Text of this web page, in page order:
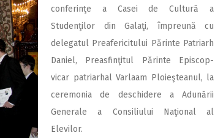
conferinţe a Casei de Cultură a
Studenţilor din Galaţi, împreună cu
delegatul Preafericitului Părinte Patriarh
Daniel, Preasfinţitul Părinte Episcop-
vicar patriarhal Varlaam Ploieşteanul, la
ceremonia de deschidere a Adunării
Generale a Consiliului Naţional al
Elevilor.